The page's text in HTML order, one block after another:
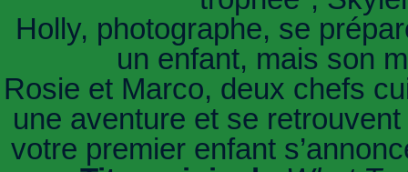
Holly, photographe, se
un enfant, mais son
Rosie et Marco, deux chefs
une aventure et se
votre premier enfant